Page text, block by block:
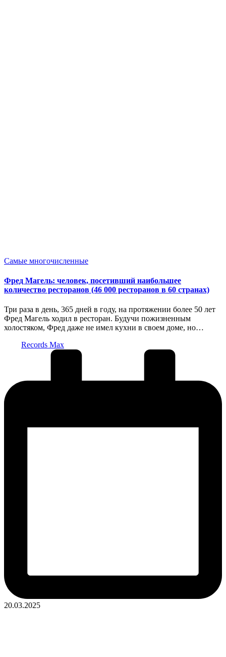
Опубликовано
Самые многочисленные
Фред Магель: человек, посетивший наибольшее
количество ресторанов (46 000 ресторанов в 60 странах)
Три раза в день, 365 дней в году, на протяжении более 50 лет
Фред Магель ходил в ресторан. Будучи пожизненным
холостяком, Фред даже не имел кухни в своем доме, но…
Records Max
20.03.2025